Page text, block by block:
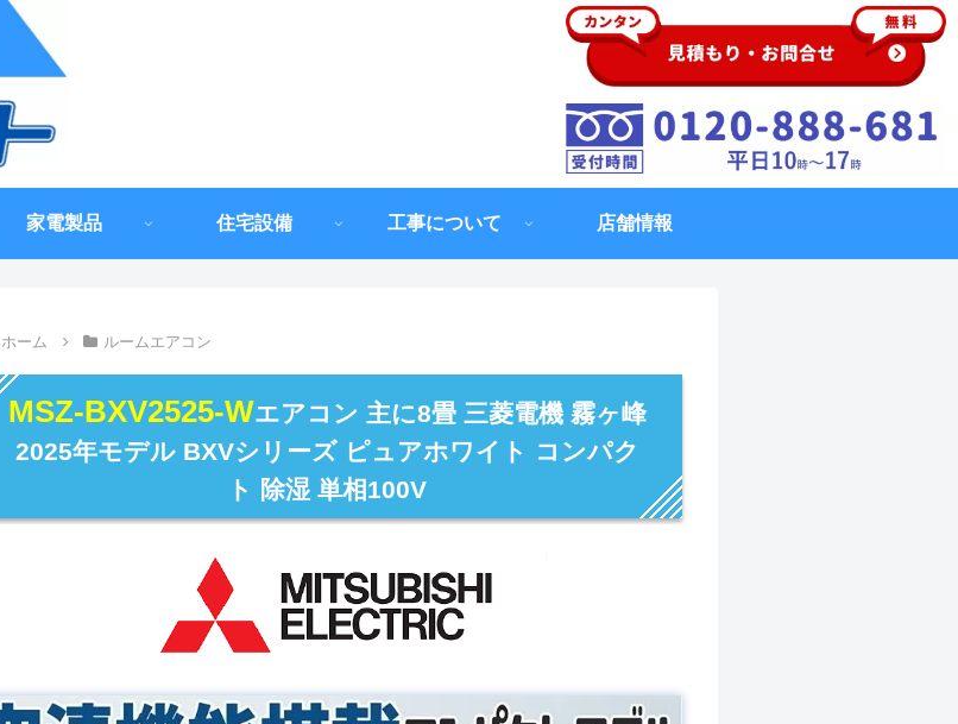
家電製品 住宅設備 工事について 店舗情報
ホーム ルームエアコン
MSZ-BXV2525-Wエアコン 主に8畳 三菱電機 霧ヶ峰
2025年モデル BXVシリーズ ピュアホワイト コンパク
ト 除湿 単相100V